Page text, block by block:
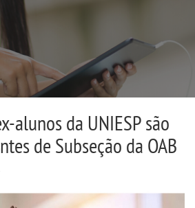
alunos da UNIESP são
de Subseção da OAB